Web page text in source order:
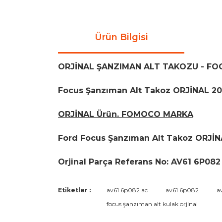
Ürün Bilgisi
ORJİNAL ŞANZIMAN ALT TAKOZU -
Focus Şanzıman Alt Takoz ORJİNAL
ORJİNAL Ürün. FOMOCO MARKA
Ford Focus Şanzıman Alt Takoz
Orjinal Parça Referans No: AV61 6P082
Bu ürünün fiyat bilgisi, resim, ürün
Etiketler : av61 6p082 ac av61 6p082
focus şanzıman alt kulak orjinal